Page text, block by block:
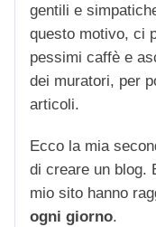
gentili e
questo motivo, ci
pessimi caffè e
dei muratori, per
articoli.
Ecco la mia
di creare un blog.
mio sito hanno
ogni giorno.